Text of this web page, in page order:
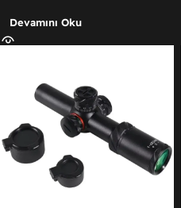
Devamını Oku